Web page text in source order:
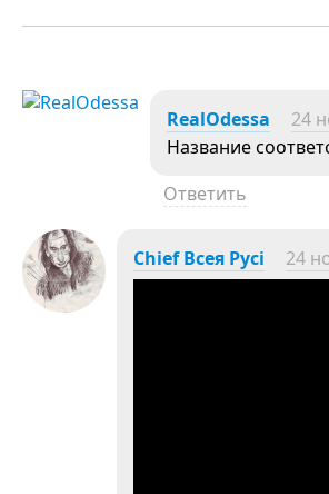
RealOdessa 24
Название
Ответить
Chief Всея Русі 24